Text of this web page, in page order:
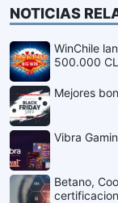
NOTICIAS
WinChile
500.000
Mejores
Vibra
Betano,